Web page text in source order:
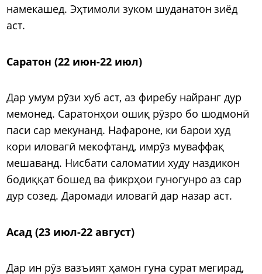
намекашед. Эҳтимоли зуком шуданатон зиёд
аст.
Саратон (22 июн-22 июл)
Дар умум рӯзи хуб аст, аз фиребу найранг дур
мемонед. Саратонҳои ошиқ рӯзро бо шодмонӣ
паси сар мекунанд. Нафароне, ки барои худ
кори иловагӣ мекофтанд, имрӯз муваффақ
мешаванд. Нисбати саломатии худу наздикон
бодиққат бошед ва фикрҳои гуногунро аз сар
дур созед. Даромади иловагӣ дар назар аст.
Асад (23 июл-22 август)
Дар ин рӯз вазъият ҳамон гуна сурат мегирад,